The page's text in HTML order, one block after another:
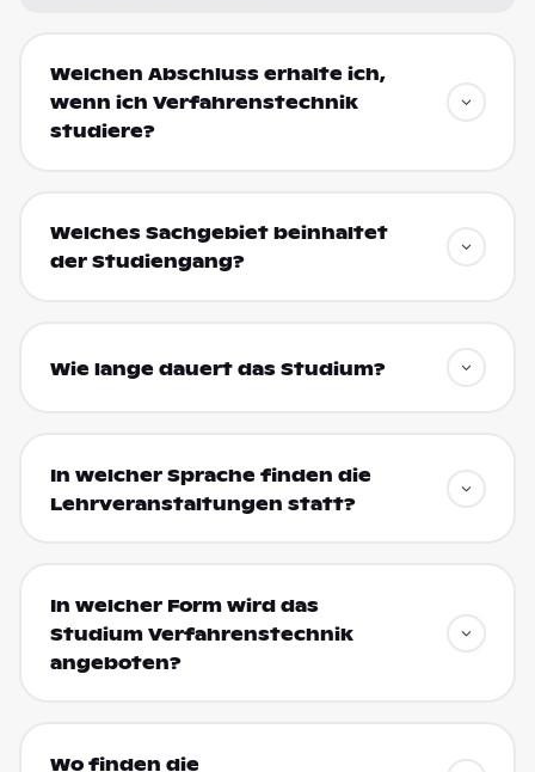
Welchen Abschluss erhalte ich,
wenn ich Verfahrenstechnik
studiere?
Welches Sachgebiet beinhaltet
der Studiengang?
Wie lange dauert das Studium?
In welcher Sprache finden die
Lehrveranstaltungen statt?
In welcher Form wird das
Studium Verfahrenstechnik
angeboten?
Wo finden die